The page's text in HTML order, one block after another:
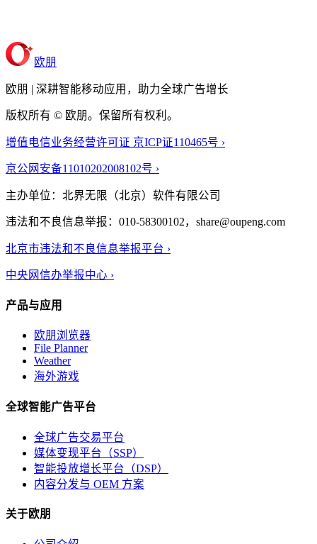
欧朋
欧朋 | 深耕智能移动应用，助力全球广告增长
版权所有 © 欧朋。保留所有权利。
增值电信业务经营许可证 京ICP证110465号 ›
京公网安备11010202008102号 ›
主办单位：北界无限（北京）软件有限公司
违法和不良信息举报：010-58300102，share@oupeng.com
北京市违法和不良信息举报平台 ›
中央网信办举报中心 ›
产品与应用
欧朋浏览器
File Planner
Weather
海外游戏
全球智能广告平台
全球广告交易平台
媒体变现平台（SSP）
智能投放增长平台（DSP）
内容分发与 OEM 方案
关于欧朋